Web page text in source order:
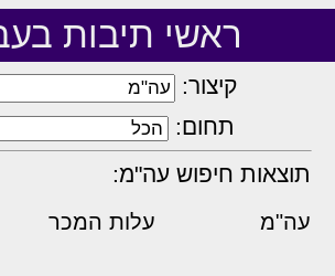
ראשי תיבות
קיצור:
תחום:
תוצאות חיפוש עה"מ:
עה"מ עלות המכר